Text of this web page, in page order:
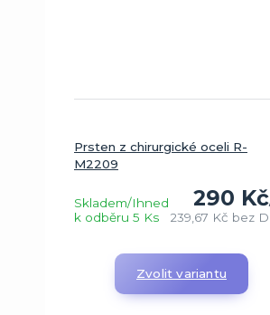
Prsten z chirurgické oceli R-
M2209
290 Kč
239,67 Kč bez
Skladem/Ihned
k odběru 5 Ks
Zvolit variantu